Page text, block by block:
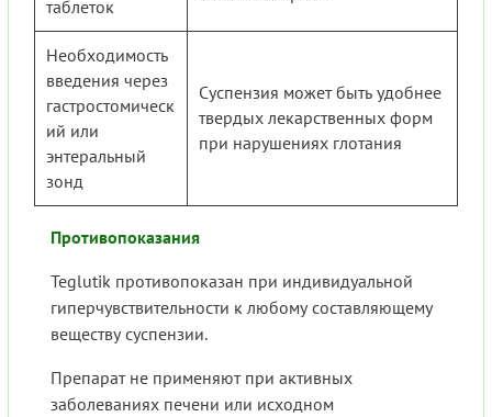
таблеток
Необходимость
введения через
гастростомическ
ий или
энтеральный
зонд
Суспензия может быть удобнее
твердых лекарственных форм
при нарушениях глотания
Противопоказания
Teglutik противопоказан при индивидуальной
гиперчувствительности к любому составляющему
веществу суспензии.
Препарат не применяют при активных
заболеваниях печени или исходном